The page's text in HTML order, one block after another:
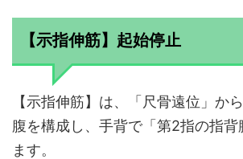
【示指伸筋】起始停止
【示指伸筋】は、「尺骨遠位」か
腹を構成し、手背で「第2指の指背
ます。